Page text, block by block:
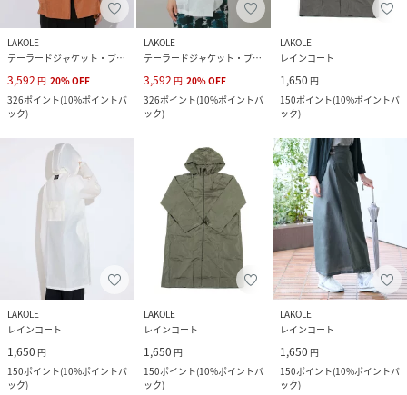
LAKOLE
テーラードジャケット・ブレザー
3,592 円 20%OFF
326ポイント(10%ポイントバ
ック)
LAKOLE
テーラードジャケット・ブレザー
3,592 円 20%OFF
326ポイント(10%ポイントバ
ック)
LAKOLE
レインコート
1,650 円
150ポイント(10%ポイントバ
ック)
LAKOLE
レインコート
1,650 円
150ポイント(10%ポイントバ
ック)
LAKOLE
レインコート
1,650 円
150ポイント(10%ポイントバ
ック)
LAKOLE
レインコート
1,650 円
150ポイント(10%ポイントバ
ック)